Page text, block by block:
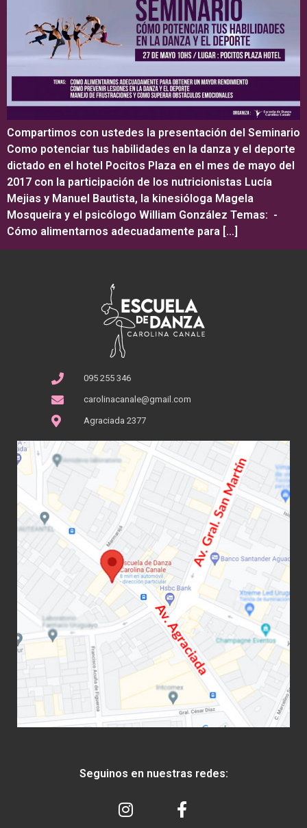
Compartimos con ustedes la presentación del Seminario
Como potenciar tus habilidades en la danza y el deporte
dictado en el hotel Pocitos Plaza en el mes de mayo del
2017 con la participación de los nutricionistas Lucía
Mejias y Manuel Bautista, la kinesióloga Magela
Mosqueira y el psicólogo William González Temas: -
Cómo alimentarnos adecuadamente para […]
095 255 346
carolinacanale@gmail.com
Agraciada 2377
Seguinos en nuestras redes: